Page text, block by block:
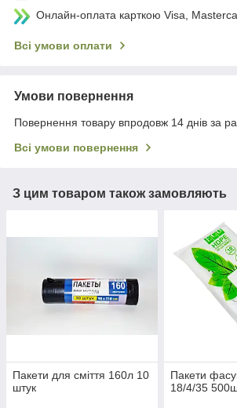
Онлайн-оплата карткою Visa,
Всі умови оплати
Умови повернення
Повернення товару впродовж 14 днів за
Всі умови повернення
З цим товаром також замовляють
Пакети для сміття 160л 10
штук
Пакети
18/4/35